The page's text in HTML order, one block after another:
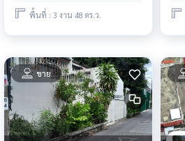
พื้นที่ : 3 งาน 48 ตร.ว.
ขาย